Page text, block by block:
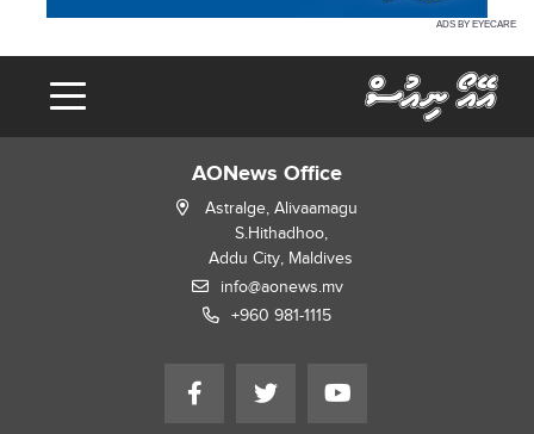
ADS BY EYECARE
AONews Office
Astralge, Alivaamagu
S.Hithadhoo,
Addu City, Maldives
info@aonews.mv
+960 981-1115